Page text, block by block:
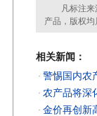
凡标注来源
产品，版权
相关新闻：
· 警惕国内农
· 农产品将深
· 金价再创新